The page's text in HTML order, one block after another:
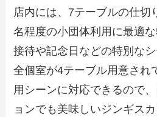
店内には、7テーブルの仕切
名程度の小団体利用に最適
接待や記念日などの特別な
全個室が4テーブル用意され
用シーンに対応できるので
ョンでも美味しいジンギス